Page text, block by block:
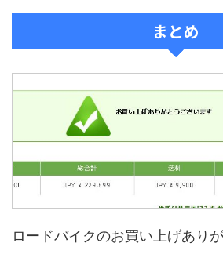
まとめ
ロードバイクのお買い上げあり